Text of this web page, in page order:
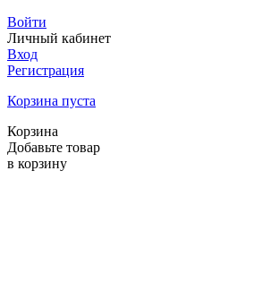
Войти
Личный кабинет
Вход
Регистрация
Корзина пуста
Корзина
Добавьте товар
в корзину